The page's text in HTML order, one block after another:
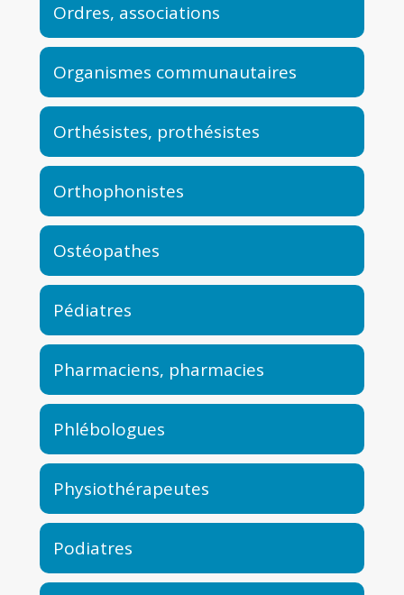
Ordres, associations
Organismes communautaires
Orthésistes, prothésistes
Orthophonistes
Ostéopathes
Pédiatres
Pharmaciens, pharmacies
Phlébologues
Physiothérapeutes
Podiatres